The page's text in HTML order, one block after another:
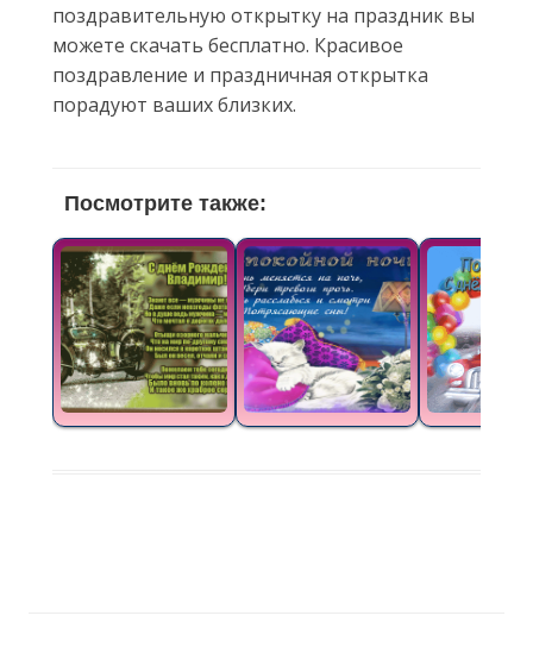
поздравительную открытку на праздник вы
можете скачать бесплатно. Красивое
поздравление и праздничная открытка
порадуют ваших близких.
Посмотрите также: